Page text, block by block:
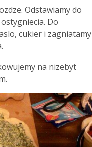
Odstawiamy do
Do
cukier i zagniatamy
na nizebyt